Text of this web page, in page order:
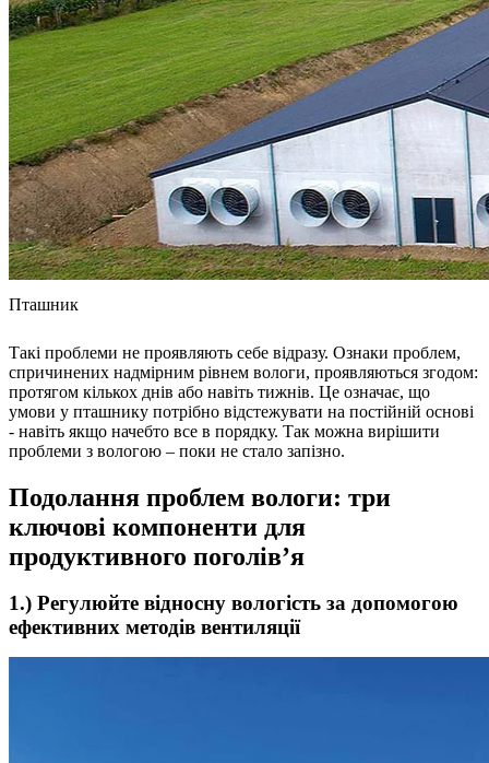
Пташник
Такі проблеми не проявляють себе відразу. Ознаки проблем,
спричинених надмірним рівнем вологи, проявляються згодом:
протягом кількох днів або навіть тижнів. Це означає, що
умови у пташнику потрібно відстежувати на постійній основі
- навіть якщо начебто все в порядку. Так можна вирішити
проблеми з вологою – поки не стало запізно.
Подолання проблем вологи: три
ключові компоненти для
продуктивного поголів’я
1.) Регулюйте відносну вологість за допомогою
ефективних методів вентиляції